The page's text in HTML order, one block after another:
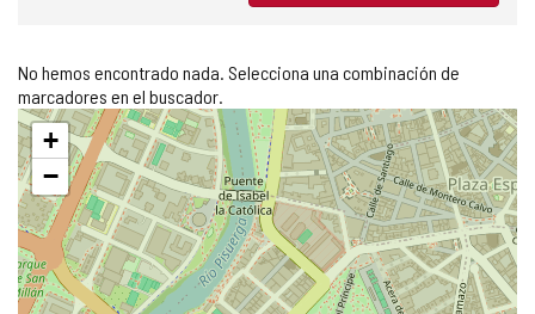
No hemos encontrado nada. Selecciona una combinación de
marcadores en el buscador.
Saltar
mapa
+
−